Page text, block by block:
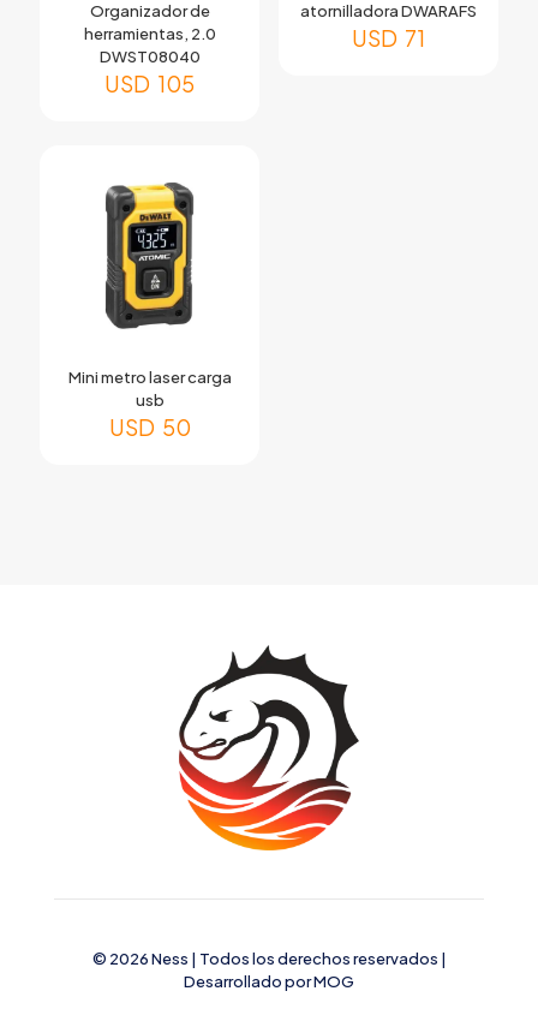
Organizador de
herramientas, 2.0
DWST08040
USD 105
atornilladora DWARAFS
USD 71
Mini metro laser carga
usb
USD 50
© 2026 Ness | Todos los derechos reservados |
Desarrollado porMOG